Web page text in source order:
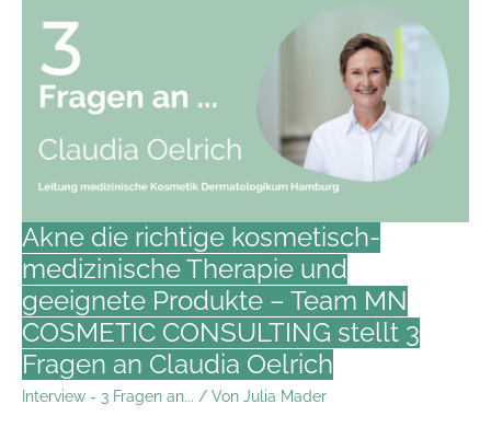
COSMETIC
CONSULTING
schaut
sich
die
drei
von
Maria
Ovie
an
Akne die richtige kosmetisch-
medizinische Therapie und
geeignete Produkte – Team MN
COSMETIC CONSULTING stellt 3
Fragen an Claudia Oelrich
Interview - 3 Fragen an... / Von Julia Mader